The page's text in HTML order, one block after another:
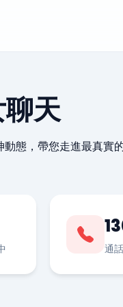
天
態，帶您走進最真實
通